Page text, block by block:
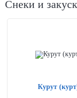
Снеки и
Курут